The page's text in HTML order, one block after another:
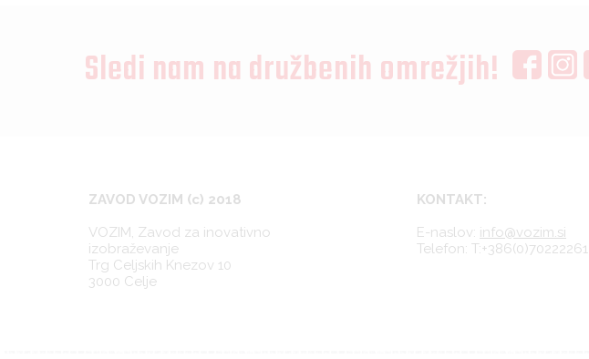
Sledi nam na družbenih omrežjih!
ZAVOD VOZIM (c) 2018
VOZIM, Zavod za inovativno
izobraževanje
Trg Celjskih Knezov 10
3000 Celje
KONTAKT:
E-naslov: info@vozim.si
Telefon: T:+386(0)70222261